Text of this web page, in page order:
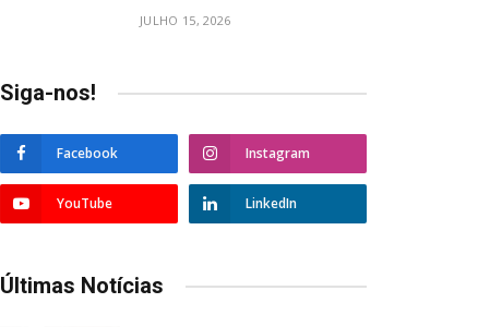
JULHO 15, 2026
Siga-nos!
Facebook Instagram
YouTube LinkedIn
Últimas Notícias